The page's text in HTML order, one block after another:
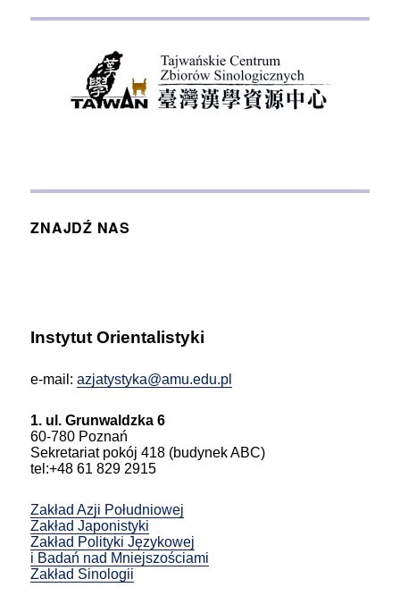
ZNAJDŹ NAS
Instytut Orientalistyki
e-mail:azjatystyka@amu.edu.pl
1. ul. Grunwaldzka 6
60-780 Poznań
Sekretariat pokój 418 (budynek ABC)
tel:+48 61 829 2915
Zakład Azji Południowej
Zakład Japonistyki
Zakład Polityki Językowej
i Badań nad Mniejszościami
Zakład Sinologii